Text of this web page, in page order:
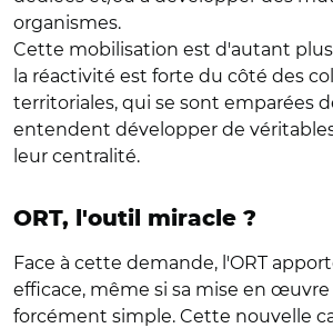
organismes.
Cette mobilisation est d'autant
la réactivité est forte du côté des
territoriales, qui se sont emparées
entendent développer de
leur centralité.
ORT, l'outil miracle ?
Face à cette demande, l'ORT
efficace, même si sa mise en œuvre
forcément simple. Cette nouvelle